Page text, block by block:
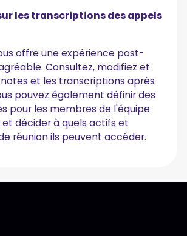
les transcriptions des appels
offre une expérience post-
Consultez, modifiez et
et les transcriptions après
pouvez également définir des
pour les membres de l'équipe
décider à quels actifs et
réunion ils peuvent accéder.